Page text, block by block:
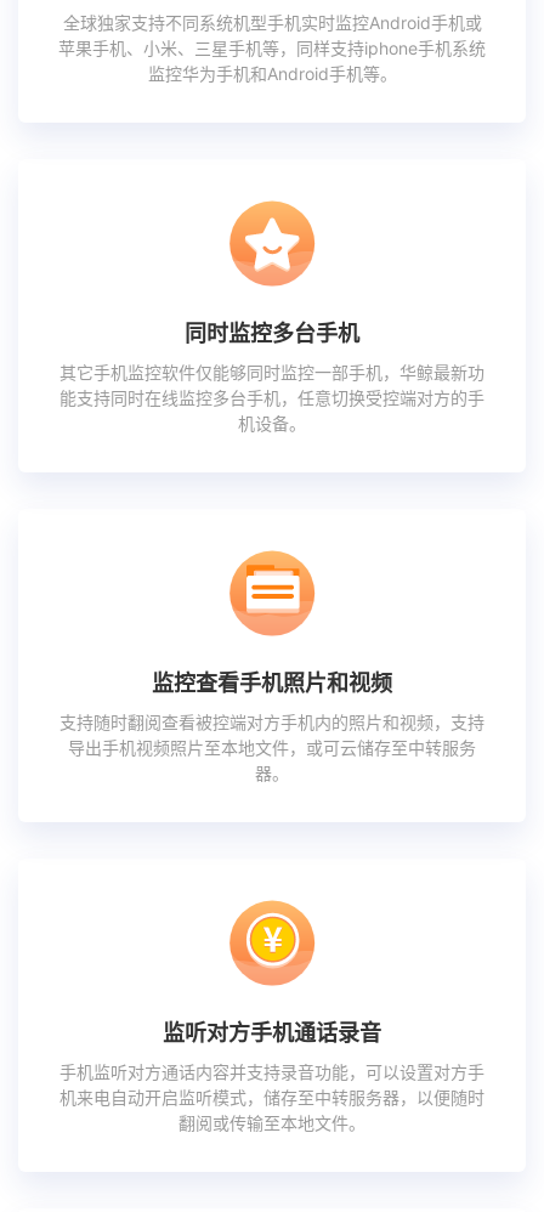
全球独家支持不同系统机型手机实时监控Android手机或
苹果手机、小米、三星手机等，同样支持iphone手机系统
监控华为手机和Android手机等。
同时监控多台手机
其它手机监控软件仅能够同时监控一部手机，华鲸最新功
能支持同时在线监控多台手机，任意切换受控端对方的手
机设备。
监控查看手机照片和视频
支持随时翻阅查看被控端对方手机内的照片和视频，支持
导出手机视频照片至本地文件，或可云储存至中转服务
器。
监听对方手机通话录音
手机监听对方通话内容并支持录音功能，可以设置对方手
机来电自动开启监听模式，储存至中转服务器，以便随时
翻阅或传输至本地文件。